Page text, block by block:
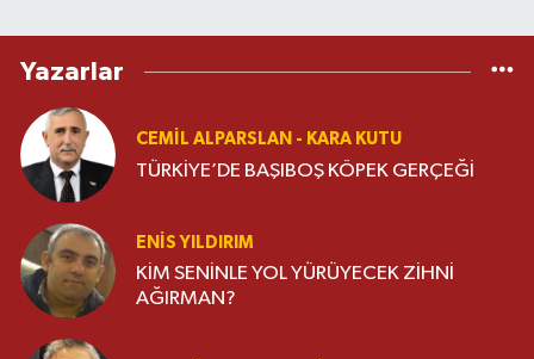
Yazarlar
CEMIL ALPARSLAN - KARA KUTU
TÜRKİYE’DE BAŞIBOŞ KÖPEK GERÇEĞİ
ENIS YILDIRIM
KİM SENİNLE YOL YÜRÜYECEK ZİHNİ
AĞIRMAN?